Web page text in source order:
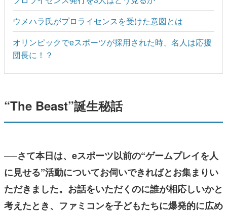
ウメハラ氏がプロライセンスを受けた意図とは
オリンピックでeスポーツが採用された時、名人は応援
団長に！？
“The Beast”誕生秘話
──さて本日は、eスポーツ以前の“ゲームプレイを人
に見せる”活動についてお伺いできればとお集まりい
ただきました。お話をいただくのに誰が相応しいかと
考えたとき、ファミコンを子どもたちに爆発的に広め